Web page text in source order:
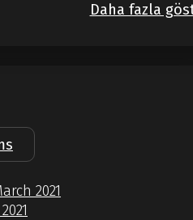
Daha fazla
2021